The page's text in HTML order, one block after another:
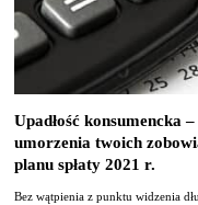
Upadłość konsumencka
umorzenia twoich
planu spłaty 2021 r.
Bez wątpienia z punktu widzenia